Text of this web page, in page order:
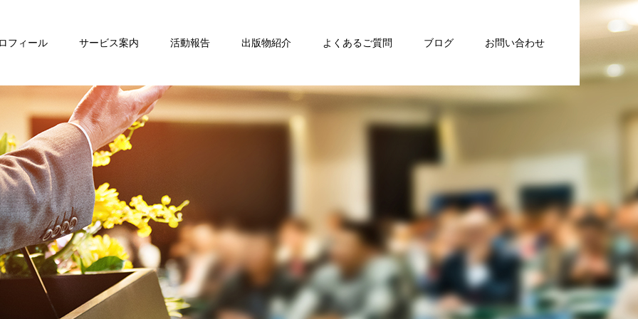
フィール サービス案内 活動報告 出版物紹介 よくあるご質問 ブログ お問い合わせ